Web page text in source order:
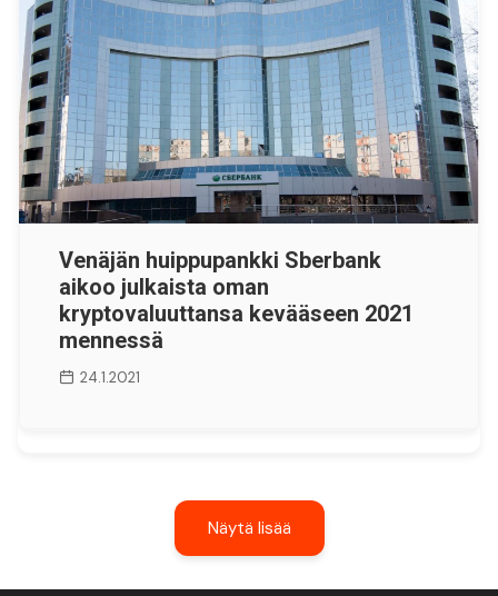
Venäjän huippupankki Sberbank
aikoo julkaista oman
kryptovaluuttansa kevääseen 2021
mennessä
24.1.2021
Näytä lisää